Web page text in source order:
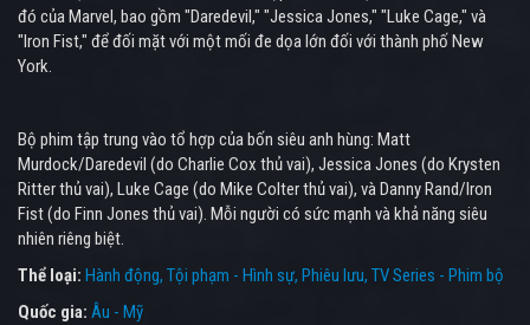
đó của Marvel, bao gồm "Daredevil," "Jessica Jones," "Luke Cage," và
"Iron Fist," để đối mặt với một mối đe dọa lớn đối với thành phố New
York.
Bộ phim tập trung vào tổ hợp của bốn siêu anh hùng: Matt
Murdock/Daredevil (do Charlie Cox thủ vai), Jessica Jones (do Krysten
Ritter thủ vai), Luke Cage (do Mike Colter thủ vai), và Danny Rand/Iron
Fist (do Finn Jones thủ vai). Mỗi người có sức mạnh và khả năng siêu
nhiên riêng biệt.
Thể loại: Hành động Tội phạm - Hình sự Phiêu lưu TV Series - Phim bộ
Quốc gia: Âu - Mỹ